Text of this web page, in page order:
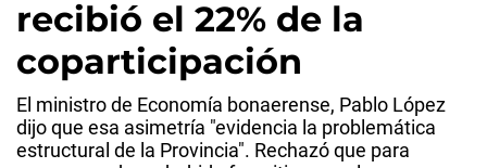
recibió el 22% de la
coparticipación
El ministro de Economía bonaerense, Pablo López
dijo que esa asimetría "evidencia la problemática
estructural de la Provincia". Rechazó que para